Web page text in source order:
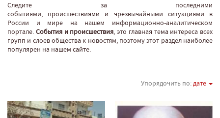
Следите за последними
событиями, происшествиями и чрезвычайными ситуациями в
России и мире на нашем информационно-аналитическом
портале. События и происшествия, это главная тема интереса всех
групп и слоев общества к новостям, поэтому этот раздел наиболее
популярен на нашем сайте.
Упорядочить по:дате